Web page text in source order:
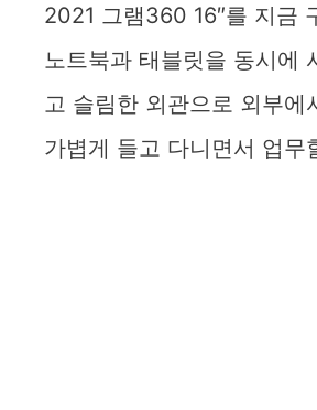
2021 그램360 16″를 지금
노트북과 태블릿을 동시에
고 슬림한 외관으로 외부에
가볍게 들고 다니면서 업무